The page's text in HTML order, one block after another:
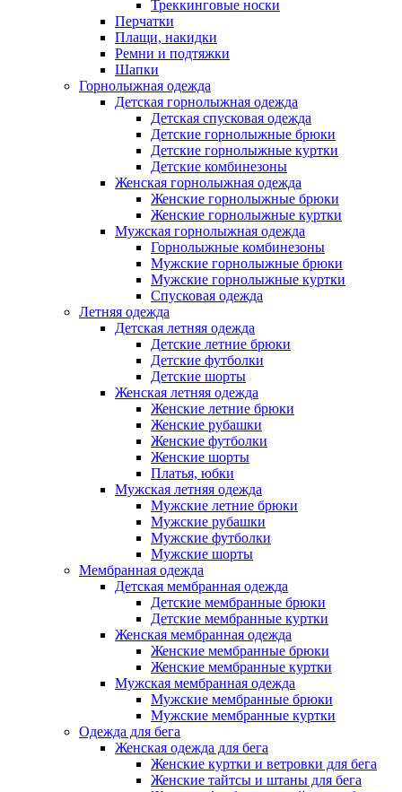
Треккинговые носки
Перчатки
Плащи, накидки
Ремни и подтяжки
Шапки
Горнолыжная одежда
Детская горнолыжная одежда
Детская спусковая одежда
Детские горнолыжные брюки
Детские горнолыжные куртки
Детские комбинезоны
Женская горнолыжная одежда
Женские горнолыжные брюки
Женские горнолыжные куртки
Мужская горнолыжная одежда
Горнолыжные комбинезоны
Мужские горнолыжные брюки
Мужские горнолыжные куртки
Спусковая одежда
Летняя одежда
Детская летняя одежда
Детские летние брюки
Детские футболки
Детские шорты
Женская летняя одежда
Женские летние брюки
Женские рубашки
Женские футболки
Женские шорты
Платья, юбки
Мужская летняя одежда
Мужские летние брюки
Мужские рубашки
Мужские футболки
Мужские шорты
Мембранная одежда
Детская мембранная одежда
Детские мембранные брюки
Детские мембранные куртки
Женская мембранная одежда
Женские мембранные брюки
Женские мембранные куртки
Мужская мембранная одежда
Мужские мембранные брюки
Мужские мембранные куртки
Одежда для бега
Женская одежда для бега
Женские куртки и ветровки для бега
Женские тайтсы и штаны для бега